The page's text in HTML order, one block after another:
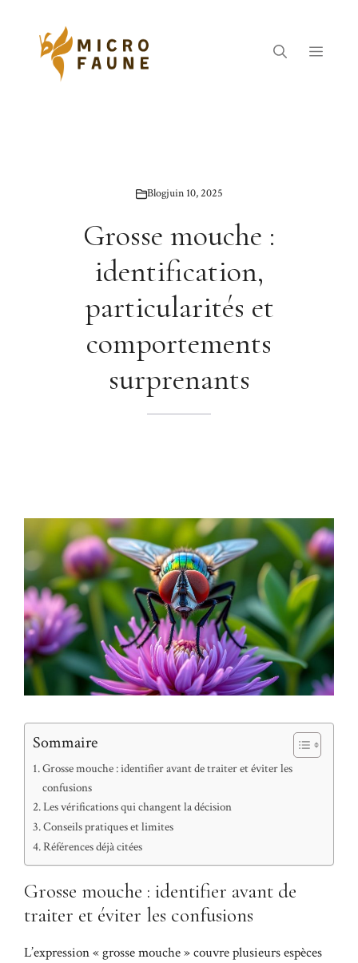
contenu
Menu
Blogjuin 10, 2025
Grosse mouche :
identification,
particularités et
comportements
surprenants
Sommaire
Grosse mouche : identifier avant de traiter et éviter les
confusions
Les vérifications qui changent la décision
Conseils pratiques et limites
Références déjà citées
Grosse mouche : identifier avant de
traiter et éviter les confusions
L’expression « grosse mouche » couvre plusieurs espèces